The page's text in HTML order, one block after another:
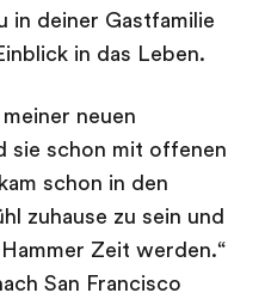
in deiner Gastfamilie
in das Leben.
neuen
sie schon mit offenen
schon in den
zuhause zu sein und
Zeit werden.“
San Francisco